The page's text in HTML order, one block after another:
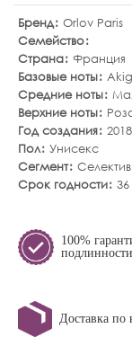
Бренд Orlov Paris
Семейство
Страна Франция
Базовые ноты
Средние ноты
Верхние ноты
Год создания 2018
Пол Унисекс
Сегмент
Срок годности
100%
подлинности
Доставка по